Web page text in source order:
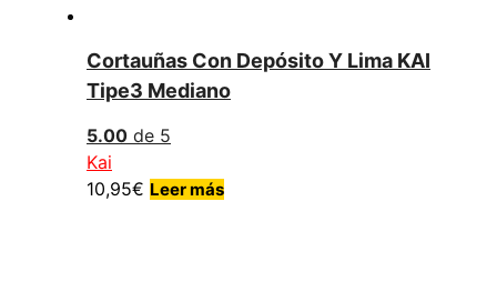
Cortauñas Con Depósito Y Lima KAI
Tipe3 Mediano
5.00 de 5
Kai
10,95€ Leer más